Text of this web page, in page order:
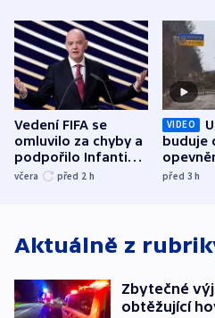
Vedení FIFA se
omluvilo za chyby a
podpořilo Infantina.
UEFA trvá na
včera před 2 h
VIDEO
buduje
s
před 3h
Aktuálně z
Zbytečné
obtěžující